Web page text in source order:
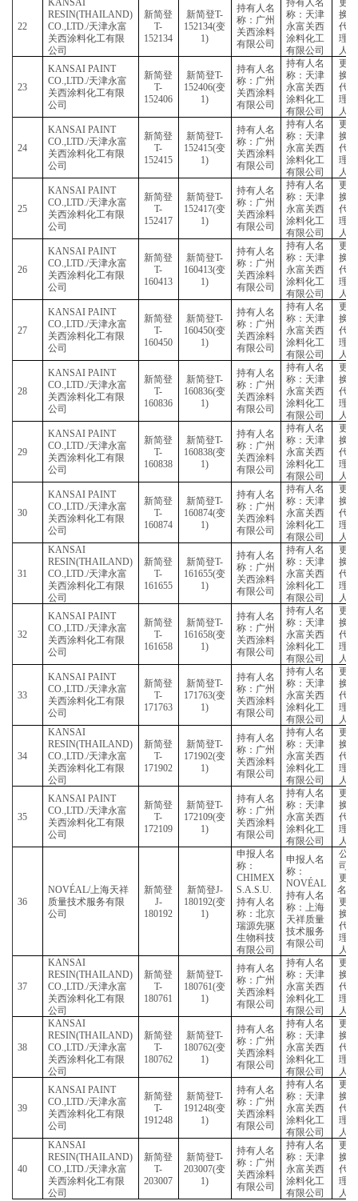
公司
151614 1)
有限公司
涂料
有限
KANSAI PAINT
CO.,LTD./天津永富
关西涂料化工有限
公司
151616
新简登 T-
151616(变
1)
持有人名
称：广州
关西涂料
有限公司
持有
称：
永富
涂料
有限
CO.,LTD./天津永富
关西涂料化工有限
公司
T-
151949
151949(变
1)
持有人名
称：广州
关西涂料
有限公司
持有
称：
永富
涂料
有限
20
KANSAI PAINT
CO.,LTD./天津永富
关西涂料化工有限
公司
新简登
T-
152048
新简登T-
152048( 变
1)
持有人名
称：广州
关西涂料
有限公司
持有
称：
永富
涂料
有限
21
KANSAI
RESIN(THAILAND)
CO.,LTD./天津永富
关西涂料化工有限
公司
新简登
T-
新简登 T-
152133(变
1)
持有人名
称：广州
关西涂料
有限公司
持有
称：
永富
涂料
有限
KANSAI
RESIN(THAILAND)
CO.,LTD./
天津永富
关西涂料化工有限
公司
新简登
152134
新简登T-
152134(变
1)
持有人名
称：广州
关西涂料
有限公司
持有
称：
永富
涂料
有限
KANSAI PAINT
CO.,LTD./
天津永富
关西涂料化工有限
公司
新简登
新简登T-
152406( 变
1)
持有人名
称：广州
关西涂料
有限公司
持有
称：
永富
涂料
有限
KANSAI PAINT
CO.,LTD./天津永富
关西涂料化工有限
公司
152415
新简登T-
1)
持有人名
称：广州
关西涂料
有限公司
持有
称：
永富
涂料
有限
KANSAI PAINT
CO.,LTD./
关西涂料化工有限
公司
新简登
T-
152417
新简登T-
152417(变
1)
持有人名
称：广州
关西涂料
有限公司
持有
称：
永富
涂料
有限
KANSAI PAINT
CO.,LTD./天津永富
关西涂料化工有限
公司
T-
160413
新简登T-
160413( 变
1)
持有人名
称：广州
关西涂料
有限公司
持有
称：
永富
涂料
有限
27
KANSAI PAINT
CO.,LTD./天津永富
关西涂料化工有限
公司
新简登
T-
160450
新简登T-
160450(变
1)
持有人名
称：广州
关西涂料
有限公司
持有
称：
永富
涂料
有限
KANSAI PAINT
CO.,LTD./天津永富
关西涂料化工有限
公司
新简登 新简登 T-
160836(变
1)
持有人名
称：广州
关西涂料
有限公司
持有
称：
永富
涂料
有限
KANSAI PAINT
CO.,LTD./ 天津永富
关西涂料化工有限
新简登 新简登T-
160838(变
1)
持有人名
称：广州
关西涂料
有限公司
持有
称：
永富
涂料
有限
30
KANSAI PAINT
CO.,LTD./天津永富
关西涂料化工有限
新简登
T-
新简登T-
160874(变
1)
持有人名
称：广州
关西涂料
有限公司
持有
称：
永富
涂料
有限
RESIN(THAILAND)
CO.,LTD./天津永富
关西涂料化工有限
公司
T-
161655
新简登T-
161655( 变
1)
持有人名
称：广州
关西涂料
有限公司
持有
称：
永富
涂料
有限
32
KANSAI PAINT
CO.,LTD./天津永富
关西涂料化工有限
公司
新简登
T-
161658
新简登T-
161658(变
1)
持有人名
称：广州
关西涂料
有限公司
持有
称：
永富
涂料
有限
KANSAI PAINT
CO.,LTD./天津永富
关西涂料化工有限
公司
新简登 新简登 T-
171763(变
1)
持有人名
称：广州
关西涂料
有限公司
持有
称：
永富
涂料
有限
KANSAI
RESIN(THAILAND)
CO.,LTD./
新简登
新简登T-
171902(变
持有人名
称：广州
关西涂料
持有
称：
永富